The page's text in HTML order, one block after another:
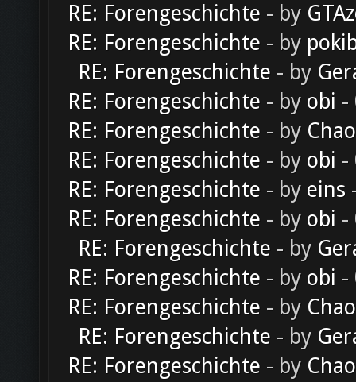
RE: Forengeschichte - by
RE: Forengeschichte - by
RE: Forengeschichte - by
RE: Forengeschichte - by obi -
RE: Forengeschichte - by
RE: Forengeschichte - by obi -
RE: Forengeschichte - by eins
RE: Forengeschichte - by obi -
RE: Forengeschichte - by
RE: Forengeschichte - by obi -
RE: Forengeschichte - by
RE: Forengeschichte - by
RE: Forengeschichte - by